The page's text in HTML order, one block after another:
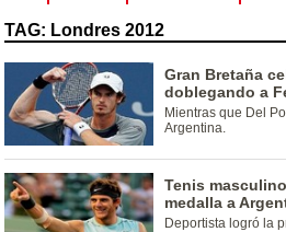
TAG: Londres 2012
Gran Bretaña
doblegando a
Mientras que Del
Argentina.
Tenis
medalla a
Deportista logró la